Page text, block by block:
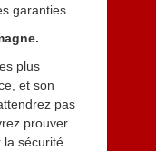
garanties.
plus
et son
pas
prouver
la sécurité